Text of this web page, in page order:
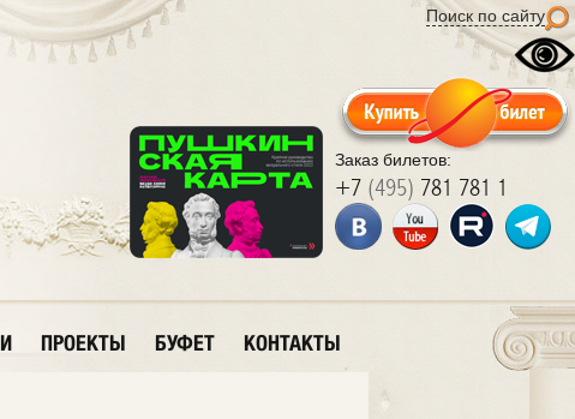
Поиск по сайту
Заказ билетов:
+7 (495) 781 781 1
ПРОЕКТЫ БУФЕТ КОНТАКТЫ